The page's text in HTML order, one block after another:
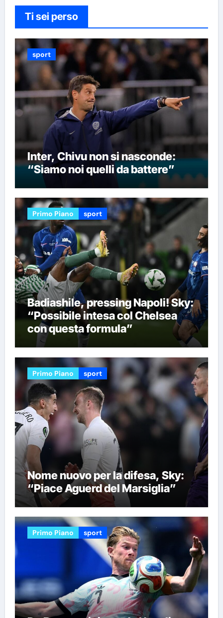
Ti sei perso
sport
Inter, Chivu non si nasconde:
“Siamo noi quelli da battere”
Primo Piano sport
Badiashile, pressing Napoli! Sky:
“Possibile intesa col Chelsea
con questa formula”
Primo Piano sport
Nome nuovo per la difesa, Sky:
“Piace Aguerd del Marsiglia”
Primo Piano sport